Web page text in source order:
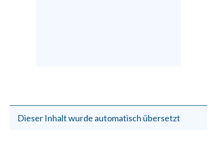
Dieser Inhalt wurde automatisch übersetzt